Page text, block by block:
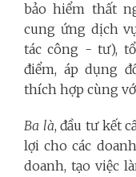
bảo hiểm thất
cung ứng dịch
tác công - tư),
điểm, áp dụng
thích hợp cùng
Ba là, đầu tư kết
lợi cho các
doanh, tạo việc